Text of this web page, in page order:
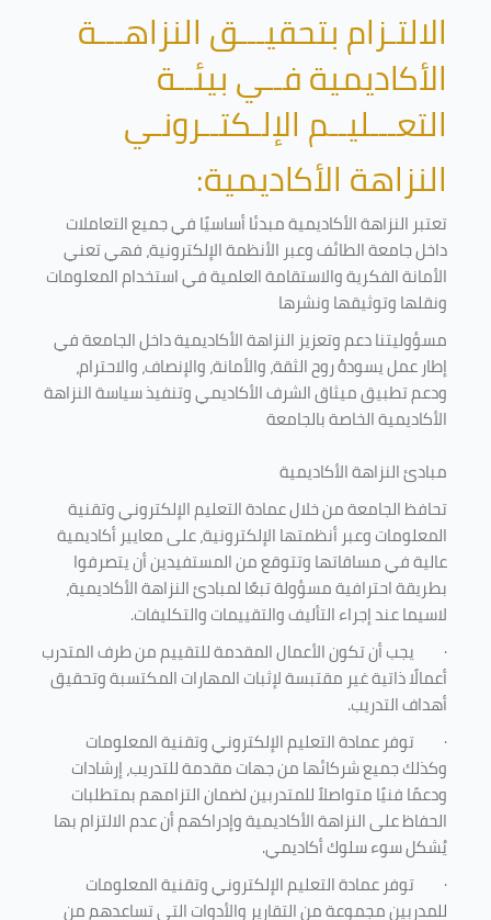
الالتـزام بتحقيـــق النزاهـــة
الأكاديمية فــي بيئــة
التعـــليــم الإلـكتــرونـي
النزاهة الأكاديمية:
تعتبر النزاهة الأكاديمية مبدئا أساسيًا في جميع التعاملات
داخل جامعة الطائف وعبر الأنظمة الإلكترونية، فهي تعني
الأمانة الفكرية والاستقامة العلمية في استخدام المعلومات
ونقلها وتوثيقها ونشرها
مسؤوليتنا دعم وتعزيز النزاهة الأكاديمية داخل الجامعة في
إطار عمل يسودهُ روح الثقة، والأمانة، والإنصاف، والاحترام،
ودعم تطبيق ميثاق الشرف الأكاديمي وتنفيذ سياسة النزاهة
الأكاديمية الخاصة بالجامعة
مبادئ النزاهة الأكاديمية
تحافظ الجامعة من خلال عمادة التعليم الإلكتروني وتقنية
المعلومات وعبر أنظمتها الإلكترونية، على معايير أكاديمية
عالية في مساقاتها وتتوقع من المستفيدين أن يتصرفوا
بطريقة احترافية مسؤولة تبعًا لمبادئ النزاهة الأكاديمية،
لاسيما عند إجراء التأليف والتقييمات والتكليفات.
· يجب أن تكون الأعمال المقدمة للتقييم من طرف المتدرب
أعمالًا ذاتية غير مقتبسة لإثبات المهارات المكتسبة وتحقيق
أهداف التدريب.
· توفر عمادة التعليم الإلكتروني وتقنية المعلومات
وكذلك جميع شركائها من جهات مقدمة للتدريب، إرشادات
ودعمًا فنيًا متواصلاً للمتدربين لضمان التزامهم بمتطلبات
الحفاظ على النزاهة الأكاديمية وإدراكهم أن عدم الالتزام بها
يُشكل سوء سلوك أكاديمي.
· توفر عمادة التعليم الإلكتروني وتقنية المعلومات
للمدربين مجموعة من التقارير والأدوات التي تساعدهم من